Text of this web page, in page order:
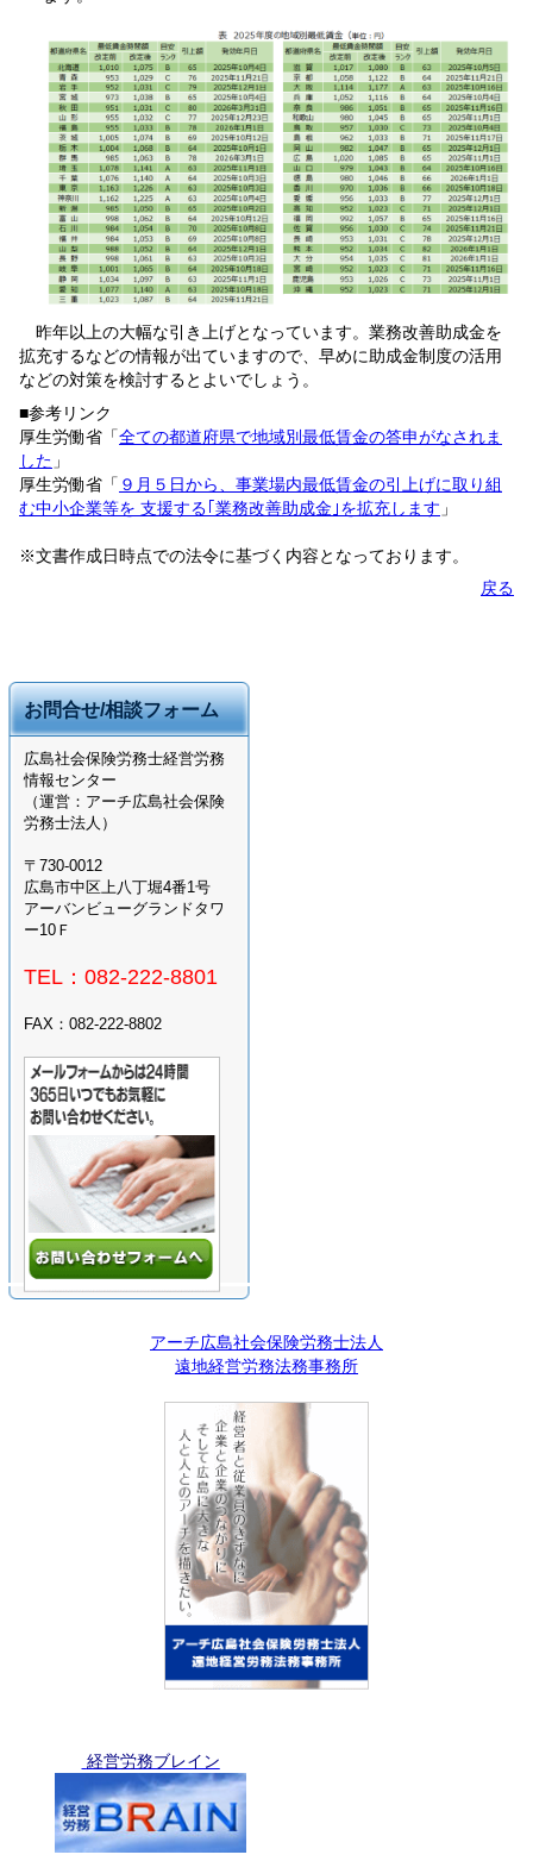
昨年以上の大幅な引き上げとなっています。業務改善助成金を
拡充するなどの情報が出ていますので、早めに助成金制度の活用
などの対策を検討するとよいでしょう。
■参考リンク
厚生労働省「全ての都道府県で地域別最低賃金の答申がなされま
した 」
厚生労働省「 ９月５日から、事業場内最低賃金の引上げに取り組
む中小企業等を 支援する｢業務改善助成金｣を拡充します 」
※文書作成日時点での法令に基づく内容となっております。
戻る
お問合せ/相談フォーム
広島社会保険労務士経営労務
情報センター
（運営：アーチ広島社会保険
労務士法人）
〒730-0012
広島市中区上八丁堀4番1号
アーバンビューグランドタワ
ー10Ｆ
TEL：082-222-8801
FAX：082-222-8802
アーチ広島社会保険労務士法人
遠地経営労務法務事務所
経営労務ブレイン